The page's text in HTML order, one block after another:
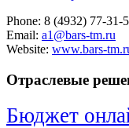
Phone: 8 (4932) 77-31-
Email: a1@bars-tm.ru
Website: www.bars-
Отраслевые
Бюджет